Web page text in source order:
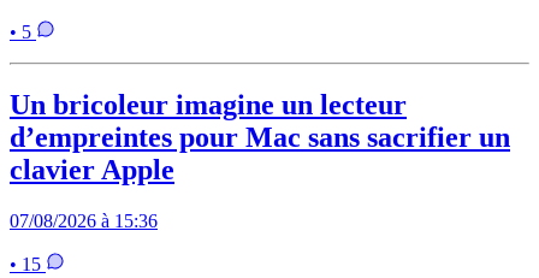
• 5
Un bricoleur imagine un lecteur
d’empreintes pour Mac sans sacrifier un
clavier Apple
07/08/2026 à 15:36
• 15